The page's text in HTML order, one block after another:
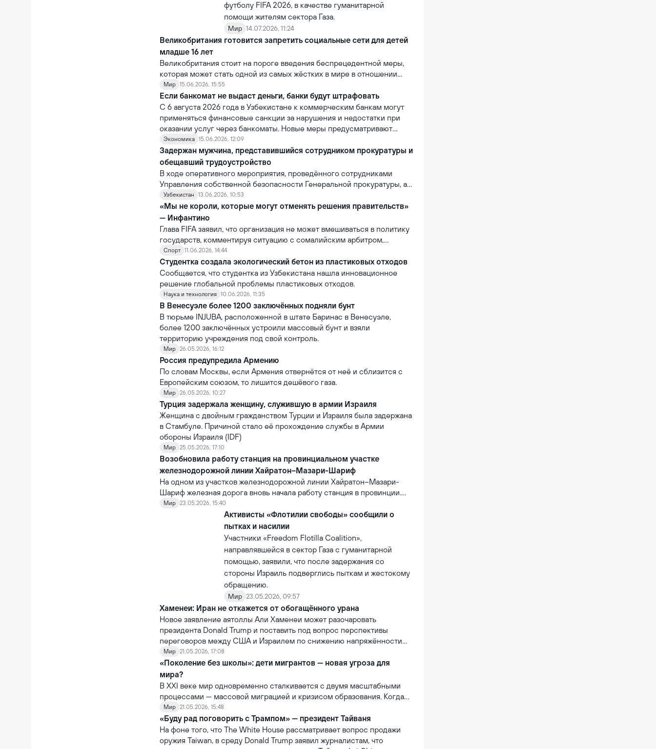
футболу FIFA 2026, в качестве гуманитарной
помощи жителям сектора Газа.
Мир 14.07.2026, 11:24
Великобритания готовится запретить социальные сети для детей
младше 16 лет
Великобритания стоит на пороге введения беспрецедентной меры,
которая может стать одной из самых жёстких в мире в отношении
крупных технологических компаний. В рамках усиления контроля над
цифровой средой власти страны рассматривают возможность запрета
использования социальных сетей для лиц младше 16 лет.
Мир 15.06.2026, 15:55
Если банкомат не выдаст деньги, банки будут штрафовать
С 6 августа 2026 года в Узбекистане к коммерческим банкам могут
применяться финансовые санкции за нарушения и недостатки при
оказании услуг через банкоматы. Новые меры предусматривают
ответственность банков за сбои в работе банкоматов и
ненадлежащее обслуживание клиентов при проведении операций
через устройства самообслуживания.
Экономика 15.06.2026, 12:09
Задержан мужчина, представившийся сотрудником прокуратуры и
обещавший трудоустройство
В ходе оперативного мероприятия, проведённого сотрудниками
Управления собственной безопасности Генеральной прокуратуры, а
также Управления Департамента по Кашкадарьинской области, был
задержан гражданин, подозреваемый в мошенничестве.
Узбекистан 13.06.2026, 10:53
«Мы не короли, которые могут отменять решения правительств»
— Инфантино
Глава FIFA заявил, что организация не может вмешиваться в политику
государств, комментируя ситуацию с сомалийским арбитром,
которому было отказано во въезде в США. По словам Инфантино, FIFA
не обладает полномочиями отменять или изменять решения
национальных правительств.
Спорт 11.06.2026, 14:44
Студентка создала экологический бетон из пластиковых отходов
Сообщается, что студентка из Узбекистана нашла инновационное
решение глобальной проблемы пластиковых отходов.
Наука и технология 10.06.2026, 11:35
В Венесуэле более 1200 заключённых подняли бунт
В тюрьме INJUBA, расположенной в штате Баринас в Венесуэле,
более 1200 заключённых устроили массовый бунт и взяли
территорию учреждения под свой контроль.
Мир 26.05.2026, 16:12
Россия предупредила Армению
По словам Москвы, если Армения отвернётся от неё и сблизится с
Европейским союзом, то лишится дешёвого газа.
Мир 26.05.2026, 10:27
Турция задержала женщину, служившую в армии Израиля
Женщина с двойным гражданством Турции и Израиля была задержана
в Стамбуле. Причиной стало её прохождение службы в Армии
обороны Израиля (IDF)
Мир 25.05.2026, 17:10
Возобновила работу станция на провинциальном участке
железнодорожной линии Хайратон–Мазари-Шариф
На одном из участков железнодорожной линии Хайратон–Мазари-
Шариф железная дорога вновь начала работу станция в провинции.
Общая стоимость проекта составляет 6,3 млн долларов США. В
рамках его реализации на станцию впервые прибыл коммерческий
грузовой поезд, что стало первым практическим результатом
возобновления её деятельности.
Мир 23.05.2026, 15:40
Активисты «Флотилии свободы» сообщили о
пытках и насилии
Участники «Freedom Flotilla Coalition»,
направлявшейся в сектор Газа с гуманитарной
помощью, заявили, что после задержания со
стороны Израиль подверглись пыткам и жестокому
обращению.
Мир 23.05.2026, 09:57
Хаменеи: Иран не откажется от обогащённого урана
Новое заявление аятоллы Али Хаменеи может разочаровать
президента Donald Trump и поставить под вопрос перспективы
переговоров между США и Израилем по снижению напряжённости
вокруг Ирана.
Мир 21.05.2026, 17:08
«Поколение без школы»: дети мигрантов — новая угроза для
мира?
В XXI веке мир одновременно сталкивается с двумя масштабными
процессами — массовой миграцией и кризисом образования. Когда
эти две проблемы пересекаются, наиболее уязвимыми оказываются
дети.
Мир 21.05.2026, 15:48
«Буду рад поговорить с Трампом» — президент Тайваня
На фоне того, что The White House рассматривает вопрос продажи
оружия Taiwan, в среду Donald Trump заявил журналистам, что